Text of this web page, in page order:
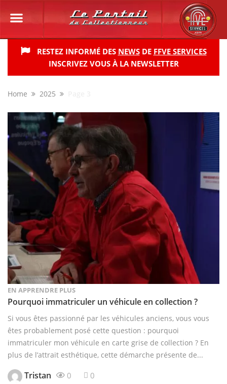
RESTEZ INFORMÉ DES NEWSDE FFVE SERVICES
INSCRIVEZ VOUS À LA NEWSLETTER
Home 2025
EN APPRENDRE PLUS
Pourquoi immatriculer un véhicule en collection ?
Si vous êtes passionné par les véhicules anciens, vous vous
êtes probablement posé cette question : pourquoi
immatriculer mon véhicule en carte grise de collection ? En
plus de l’attrait esthétique, cette démarche présente de...
Tristan 0 0